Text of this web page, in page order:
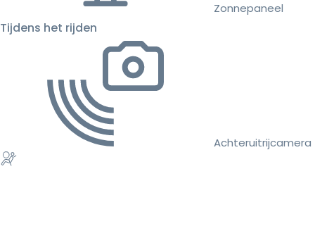
Zonnepaneel
Tijdens het rijden
Achteruitrijcamera